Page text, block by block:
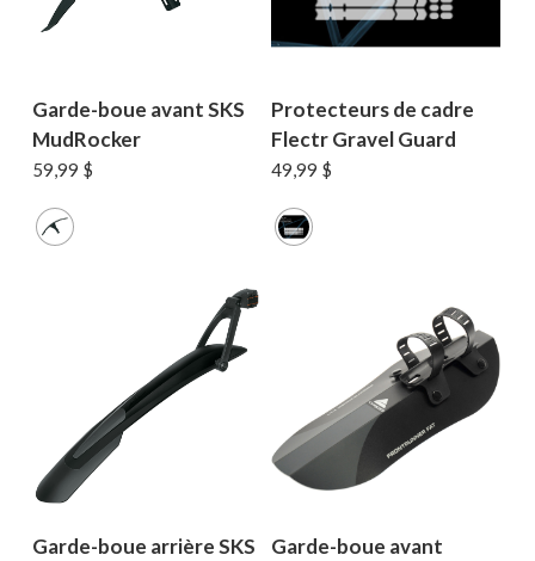
Garde-boue avant SKS
MudRocker
59,99 $
Protecteurs de cadre
Flectr Gravel Guard
49,99 $
Garde-boue arrière SKS
Garde-boue avant